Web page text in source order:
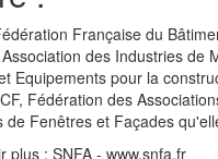
Française du
des Industries de
Equipements pour la
Fédération des
de Fenêtres et Façades
plus : SNFA - www.snfa.fr